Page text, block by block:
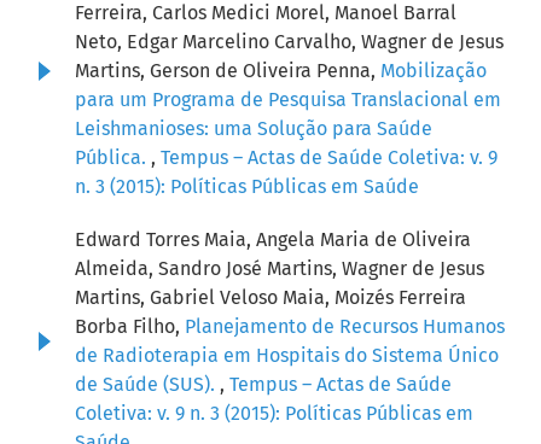
Ferreira, Carlos Medici Morel, Manoel Barral
Neto, Edgar Marcelino Carvalho, Wagner de Jesus
Martins, Gerson de Oliveira Penna, Mobilização
para um Programa de Pesquisa Translacional em
Leishmanioses: uma Solução para Saúde
Pública. , Tempus – Actas de Saúde Coletiva: v. 9
n. 3 (2015): Políticas Públicas em Saúde
Edward Torres Maia, Angela Maria de Oliveira
Almeida, Sandro José Martins, Wagner de Jesus
Martins, Gabriel Veloso Maia, Moizés Ferreira
Borba Filho, Planejamento de Recursos Humanos
de Radioterapia em Hospitais do Sistema Único
de Saúde (SUS). , Tempus – Actas de Saúde
Coletiva: v. 9 n. 3 (2015): Políticas Públicas em